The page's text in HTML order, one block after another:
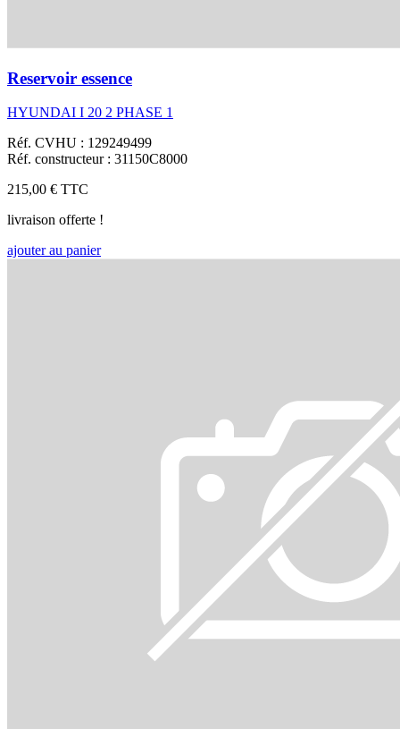
Reservoir essence
HYUNDAI I 20 2 PHASE 1
Réf. CVHU : 129249499
Réf. constructeur : 31150C8000
215,00 € TTC
livraison offerte !
ajouter au panier